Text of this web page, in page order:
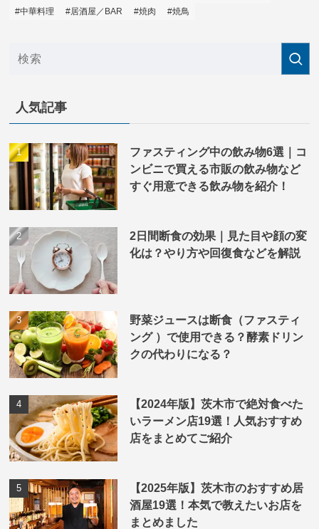
#中華料理
#居酒屋／BAR #焼肉 #焼鳥
人気記事
ファスティング中の飲み物6選｜コ
ンビニで買える市販の飲み物など
すぐ用意できる飲み物を紹介！
2日間断食の効果｜見た目や顔の変
化は？やり方や回復食などを解説
野菜ジュースは断食（ファスティ
ング ）で使用できる？酵素ドリン
クの代わりになる？
【2024年版】茨木市で絶対食べた
いラーメン店19選！人気おすすめ
店をまとめてご紹介
【2025年版】茨木市のおすすめ居
酒屋19選！本気で教えたいお店を
まとめました